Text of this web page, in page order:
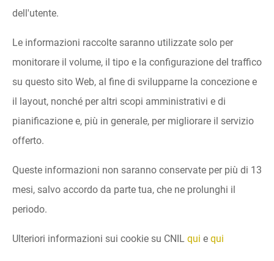
dell'utente.
Le informazioni raccolte saranno utilizzate solo per
monitorare il volume, il tipo e la configurazione del traffico
su questo sito Web, al fine di svilupparne la concezione e
il layout, nonché per altri scopi amministrativi e di
pianificazione e, più in generale, per migliorare il servizio
offerto.
Queste informazioni non saranno conservate per più di 13
mesi, salvo accordo da parte tua, che ne prolunghi il
periodo.
Ulteriori informazioni sui cookie su CNIL qui e qui